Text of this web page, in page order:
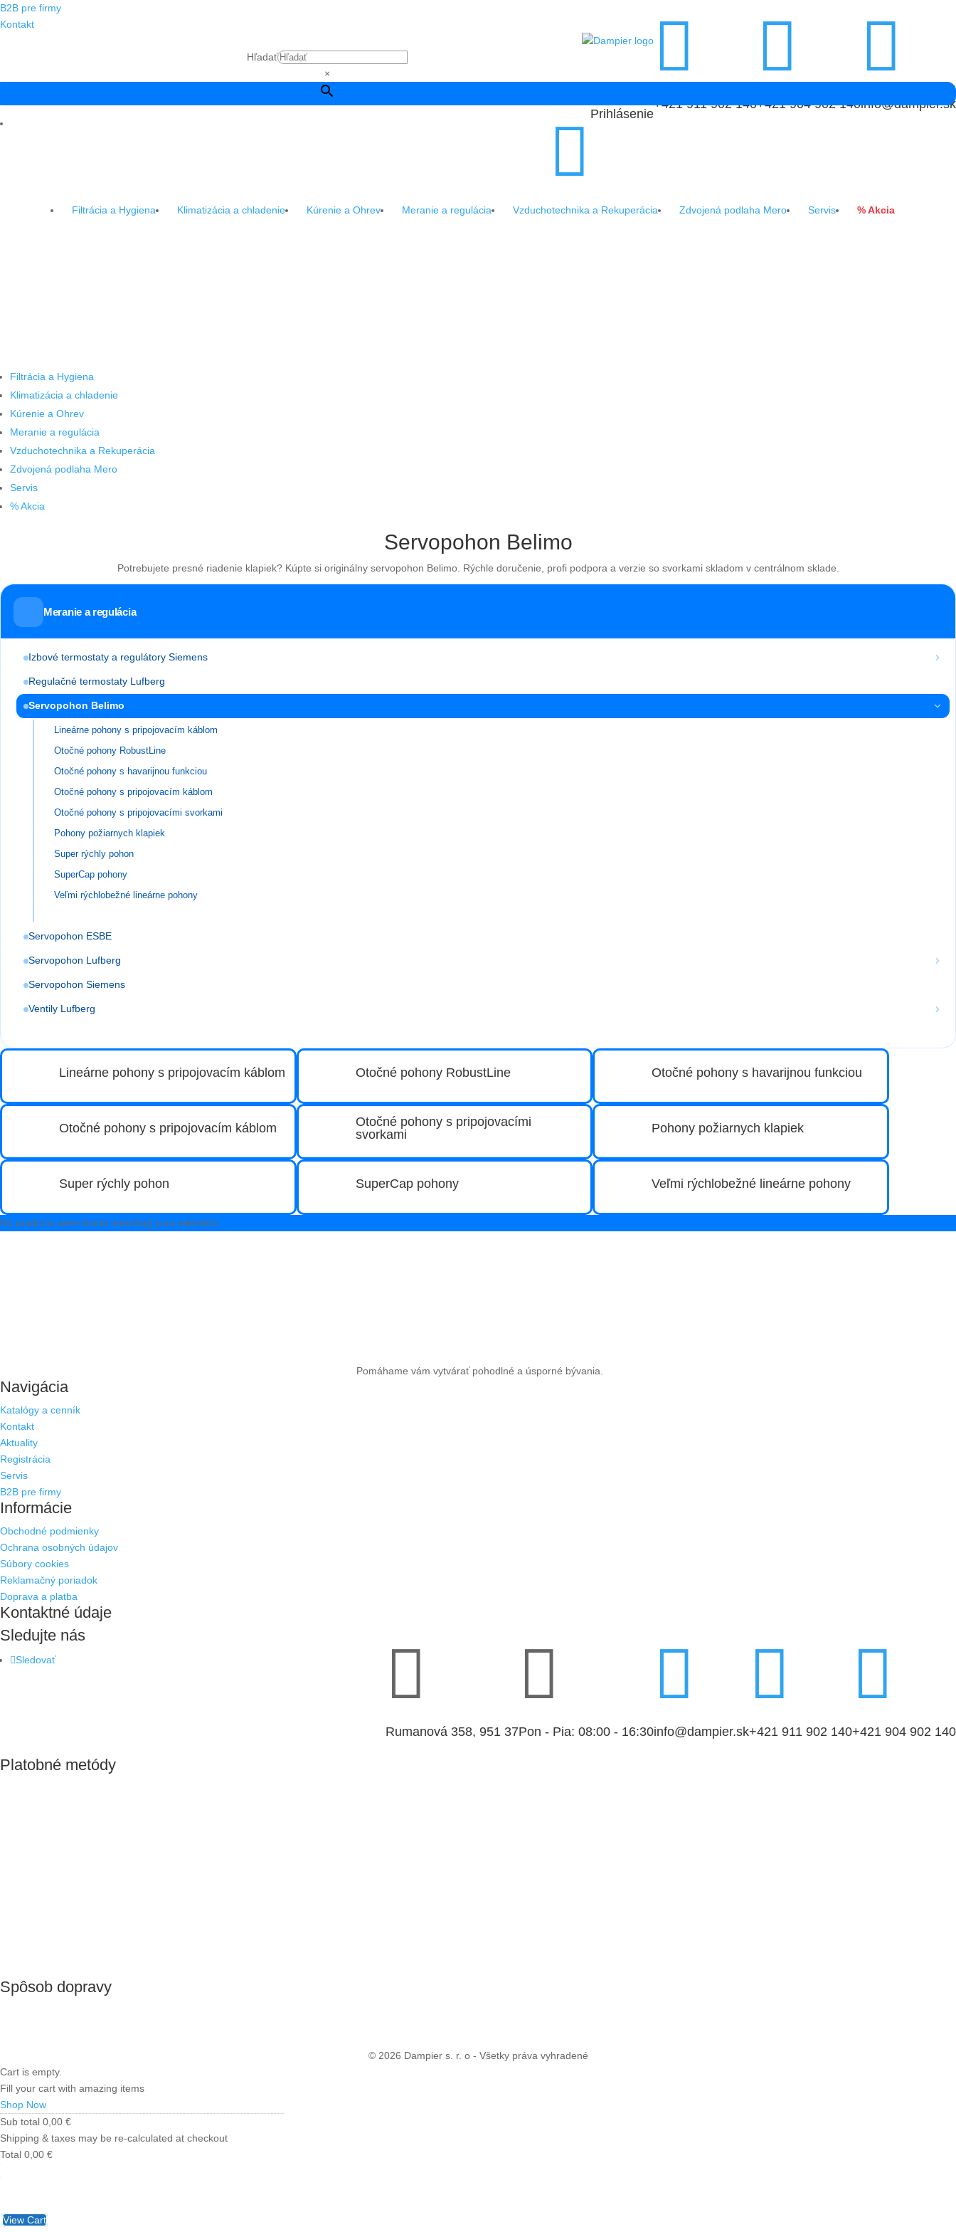

info@dampier.sk

+421 904 902 140

+421 911 902 140
B2B pre firmy
Kontakt
Hľadať
×

Prihlásenie
Filtrácia a Hygiena Klimatizácia a chladenie Kúrenie a Ohrev Meranie a regulácia Vzduchotechnika a Rekuperácia Zdvojená podlaha Mero Servis % Akcia
Filtrácia a Hygiena
Klimatizácia a chladenie
Kúrenie a Ohrev
Meranie a regulácia
Vzduchotechnika a Rekuperácia
Zdvojená podlaha Mero
Servis
% Akcia
Servopohon Belimo
Potrebujete presné riadenie klapiek? Kúpte si originálny servopohon Belimo. Rýchle doručenie, profi podpora a verzie so svorkami skladom v centrálnom sklade.
Meranie a regulácia
Izbové termostaty a regulátory Siemens
Regulačné termostaty Lufberg
Servopohon Belimo
Lineárne pohony s pripojovacím káblom
Otočné pohony RobustLine
Otočné pohony s havarijnou funkciou
Otočné pohony s pripojovacím káblom
Otočné pohony s pripojovacími svorkami
Pohony požiarnych klapiek
Super rýchly pohon
SuperCap pohony
Veľmi rýchlobežné lineárne pohony
Servopohon ESBE
Servopohon Lufberg
Servopohon Siemens
Ventily Lufberg
Lineárne pohony s pripojovacím káblom Otočné pohony RobustLine Otočné pohony s havarijnou funkciou
Otočné pohony s pripojovacím káblom
Otočné pohony s pripojovacími
svorkami
Pohony požiarnych klapiek
Super rýchly pohon SuperCap pohony Veľmi rýchlobežné lineárne pohony
No products were found matching your selection.
Pomáhame vám vytvárať pohodlné a úsporné bývania.
Navigácia
Katalógy a cenník
Kontakt
Aktuality
Registrácia
Servis
B2B pre firmy
Informácie
Obchodné podmienky
Ochrana osobných údajov
Súbory cookies
Reklamačný poriadok
Doprava a platba
Kontaktné údaje

+421 904 902 140

+421 911 902 140

info@dampier.sk

Pon - Pia: 08:00 - 16:30

Rumanová 358, 951 37
Sledujte nás
Sledovať
Platobné metódy
Spôsob dopravy
© 2026 Dampier s. r. o - Všetky práva vyhradené
Cart is empty.
Fill your cart with amazing items
Shop Now
Sub total 0,00 €
Shipping & taxes may be re-calculated at checkout
Total 0,00 €
View Cart